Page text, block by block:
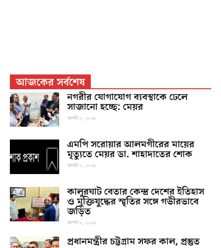
আজকের সর্বশেষ
নগরীর যোগাযোগ ব্যবস্থাকে ঢেলে
সাজানো হচ্ছে: মেয়র
আগস্ট ৮, ২০২৬
এমপি সরোয়ার আলমগীরের মায়ের
মৃত্যুতে মেয়র ডা. শাহাদাতের শোক
আগস্ট ৮, ২০২৬
কালুরঘাট বেতার কেন্দ্র দেশের ইতিহাস
ও মুক্তিযুদ্ধের স্মৃতির সঙ্গে গভীরভাবে
জড়িত
আগস্ট ৮, ২০২৬
প্রধানমন্ত্রীর চট্টগ্রাম সফর কাল, প্রস্তুত